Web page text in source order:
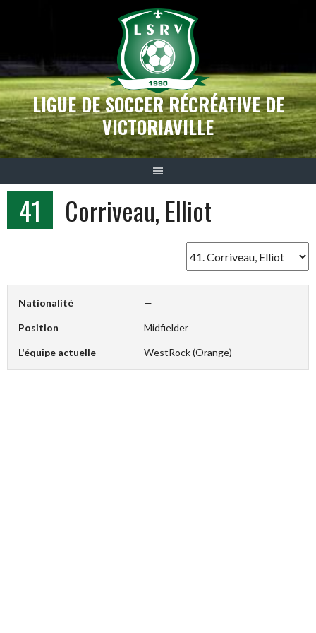
LIGUE DE SOCCER RÉCRÉATIVE DE
VICTORIAVILLE
41 Corriveau, Elliot
Nationalité —
Position Midfielder
L'équipe actuelle WestRock (Orange)